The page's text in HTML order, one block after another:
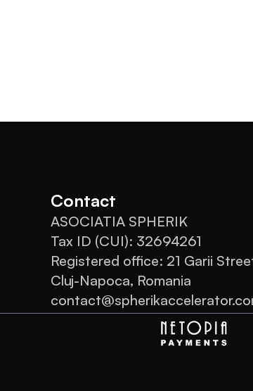
Contact
ASOCIATIA SPHERIK
Tax ID (CUI): 32694261
Registered office: 21 Garii
Cluj-Napoca, Romania